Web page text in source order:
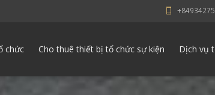
chức Cho thuê thiết bị tổ chức sự kiện Dịch vụ